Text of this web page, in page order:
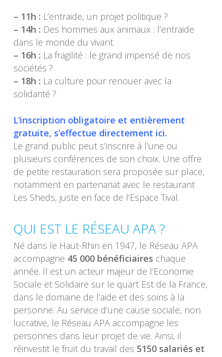
– 11h : L’entraide, un projet politique ?
– 14h : Des hommes aux animaux : l’entraide
dans le monde du vivant.
– 16h : La fragilité : le grand impensé de nos
sociétés ?
– 18h : La culture pour renouer avec la
solidarité ?
L’inscription obligatoire et entièrement
gratuite, s’effectue directement ici.
Le grand public peut s’inscrire à l’une ou
plusieurs conférences de son choix. Une offre
de petite restauration sera proposée sur place,
notamment en partenariat avec le restaurant
Les Sheds, juste en face de l’Espace Tival.
QUI EST LE RÉSEAU APA ?
Né dans le Haut-Rhin en 1947, le Réseau APA
accompagne 45 000 bénéficiaires chaque
année. Il est un acteur majeur de l’Economie
Sociale et Solidaire sur le quart Est de la France,
dans le domaine de l’aide et des soins à la
personne. Au service d’une cause sociale, non
lucrative, le Réseau APA accompagne les
personnes dans leur projet de vie. Ainsi, il
réinvestit le fruit du travail des 5150 salariés et